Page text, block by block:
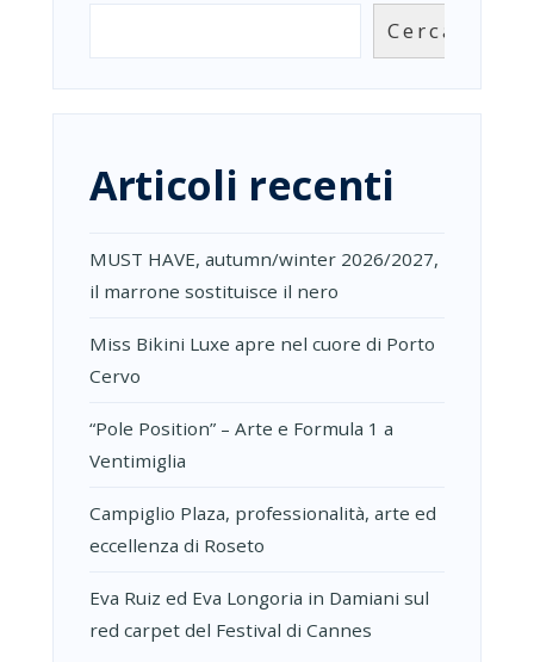
Cerca
Articoli recenti
MUST HAVE, autumn/winter 2026/2027,
il marrone sostituisce il nero
Miss Bikini Luxe apre nel cuore di Porto
Cervo
“Pole Position” – Arte e Formula 1 a
Ventimiglia
Campiglio Plaza, professionalità, arte ed
eccellenza di Roseto
Eva Ruiz ed Eva Longoria in Damiani sul
red carpet del Festival di Cannes